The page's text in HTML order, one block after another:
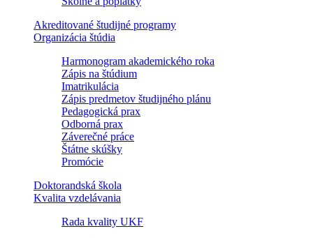
Akreditované študijné programy
Organizácia štúdia
Harmonogram akademického roka
Zápis na štúdium
Imatrikulácia
Zápis predmetov študijného plánu
Pedagogická prax
Odborná prax
Záverečné práce
Štátne skúšky
Promócie
Doktorandská škola
Kvalita vzdelávania
Rada kvality UKF